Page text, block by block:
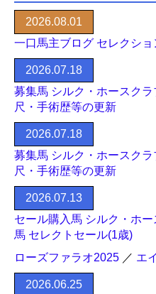
2026.08.01
一口馬主ブログ セレクシ
2026.07.18
募集馬 シルク・ホースク
尺・手術歴等の更新
2026.07.18
募集馬 シルク・ホースク
尺・手術歴等の更新
2026.07.13
セール購入馬 シルク・ホ
馬 セレクトセール(1歳)
ローズファラオ2025 ／ エ
2026.06.25